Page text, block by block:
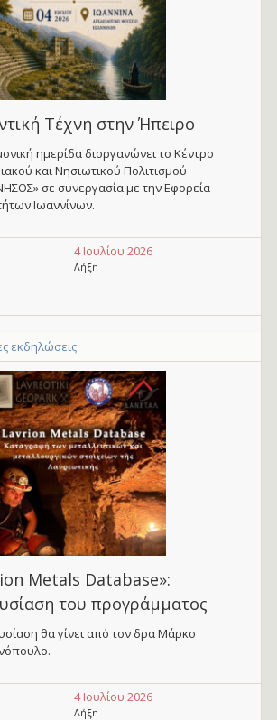
Τέχνη στην Ήπειρο
ημερίδα διοργανώνει το Κέντρο
και Νησιωτικού Πολιτισμού
σε συνεργασία με την Εφορεία
Ιωαννίνων.
4 Ιουλίου 2026
Λήξη
εκδηλώσεις
Metals Database»:
του προγράμματος
θα γίνει από τον δρα Μάρκο
4 Ιουλίου 2026
Λήξη